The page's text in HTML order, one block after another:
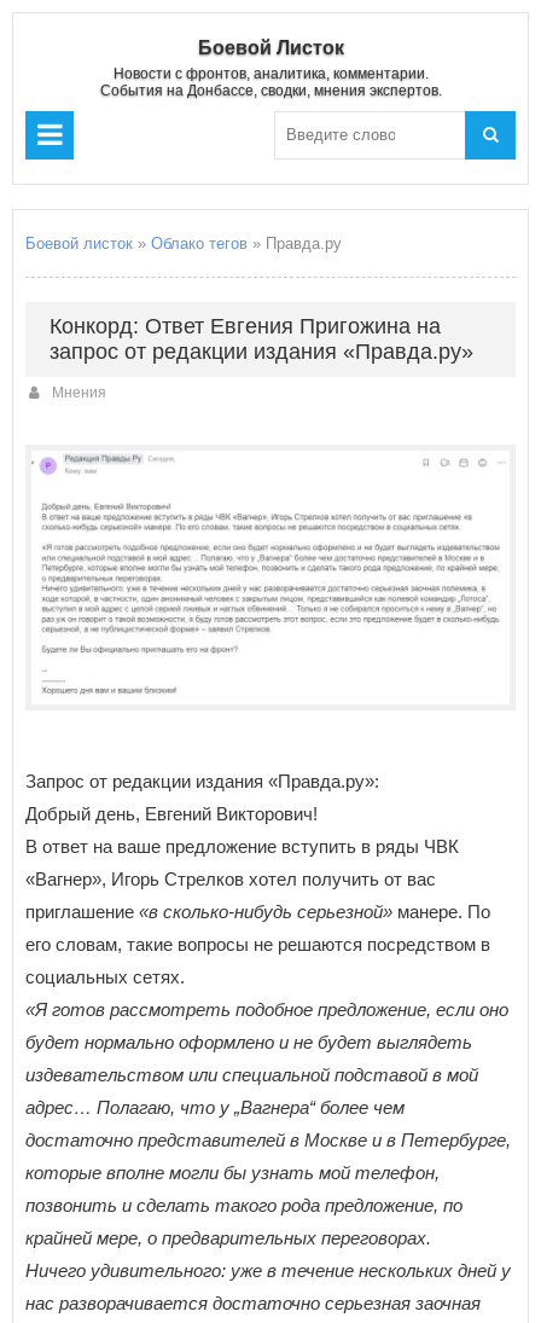
Боевой Листок
Новости с фронтов, аналитика, комментарии.
События на Донбассе, сводки, мнения экспертов.
Боевой листок » Облако тегов » Правда.ру
Конкорд: Ответ Евгения Пригожина на
запрос от редакции издания «Правда.ру»
Мнения
Запрос от редакции издания «Правда.ру»:
Добрый день, Евгений Викторович!
В ответ на ваше предложение вступить в ряды ЧВК
«Вагнер», Игорь Стрелков хотел получить от вас
приглашение «в сколько-нибудь серьезной» манере. По
его словам, такие вопросы не решаются посредством в
социальных сетях.
«Я готов рассмотреть подобное предложение, если оно
будет нормально оформлено и не будет выглядеть
издевательством или специальной подставой в мой
адрес… Полагаю, что у „Вагнера“ более чем
достаточно представителей в Москве и в Петербурге,
которые вполне могли бы узнать мой телефон,
позвонить и сделать такого рода предложение, по
крайней мере, о предварительных переговорах.
Ничего удивительного: уже в течение нескольких дней у
нас разворачивается достаточно серьезная заочная